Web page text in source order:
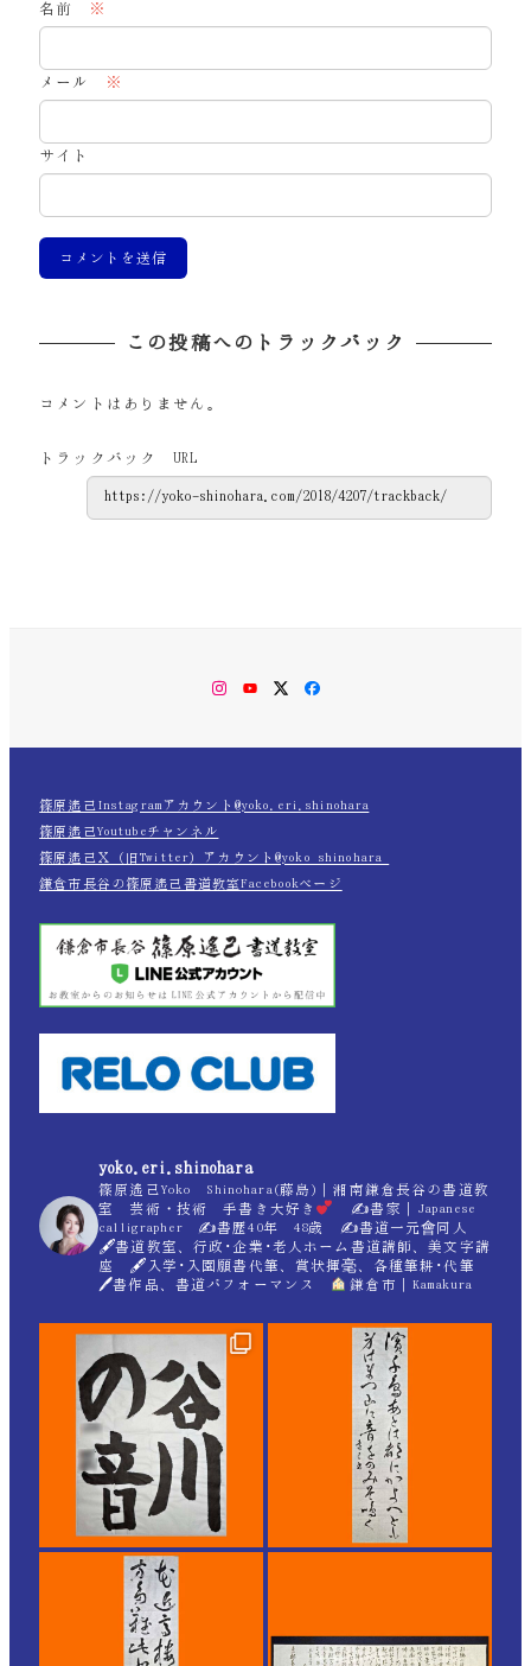
名前 ※
メール ※
サイト
この投稿へのトラックバック
コメントはありません。
トラックバック URL
Instagram
YouTubeTwitterFacebook
篠原遙己Instagramアカウント@yoko.eri.shinohara
篠原遙己Youtubeチャンネル
篠原遙己Ｘ（旧Twitter）アカウント@yoko_shinohara_
鎌倉市長谷の篠原遙己書道教室Facebookページ
yoko.eri.shinohara
篠原遙己Yoko Shinohara(藤島)｜湘南鎌倉長谷の書道教
室 芸術・技術 手書き大好き
✍書家｜Japanese
calligrapher ✍書歴40年 48歳 ✍書道一元會同人
🖋書道教室、行政･企業･老人ホーム書道講師、美文字講
座 🖋入学･入園願書代筆、賞状揮毫、各種筆耕･代筆
🖊書作品、書道パフォーマンス
鎌倉市｜Kamakura